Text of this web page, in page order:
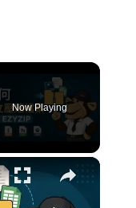
Now Playing
×